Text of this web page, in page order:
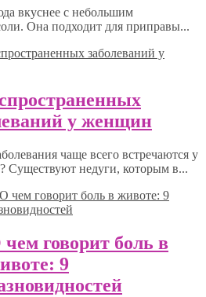
вкуснее с небольшим
Она подходит для приправы...
у женщин
чаще всего встречаются у
Существуют недуги, которым в...
говорит боль в
9